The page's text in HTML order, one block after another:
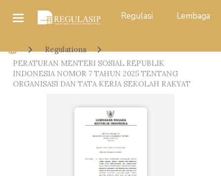
Regulasi Lembaga
Regulations
PERATURAN MENTERI SOSIAL REPUBLIK
INDONESIA NOMOR 7 TAHUN 2025 TENTANG
ORGANISASI DAN TATA KERJA SEKOLAH RAKYAT